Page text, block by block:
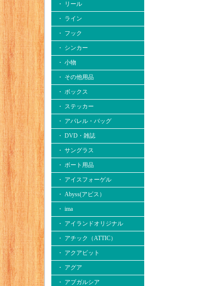
・ リール
・ ライン
・ フック
・ シンカー
・ 小物
・ その他用品
・ ボックス
・ ステッカー
・ アパレル・バッグ
・ DVD・雑誌
・ サングラス
・ ボート用品
・ アイスフォーゲル
・ Abyss(アビス）
・ ima
・ アイランドオリジナル
・ アチック（ATTIC）
・ アクアビット
・ アグア
・ アブガルシア